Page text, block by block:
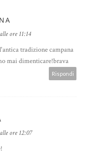
ore 11:14
tradizione campana
mai dimenticare!brava
Rispondi
ore 12:07